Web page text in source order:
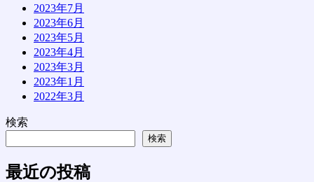
2023年7月
2023年6月
2023年5月
2023年4月
2023年3月
2023年1月
2022年3月
検索
検索
最近の投稿